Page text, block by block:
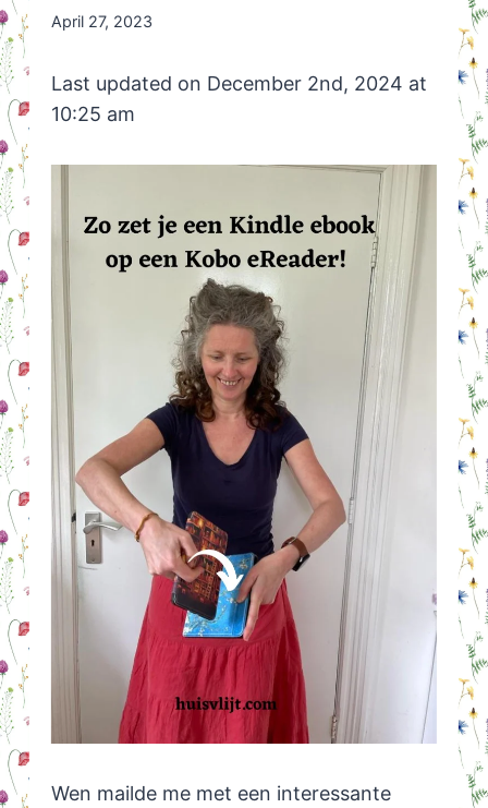
By
April 27, 2023
Last updated on December 2nd, 2024 at
10:25 am
Wen mailde me met een interessante